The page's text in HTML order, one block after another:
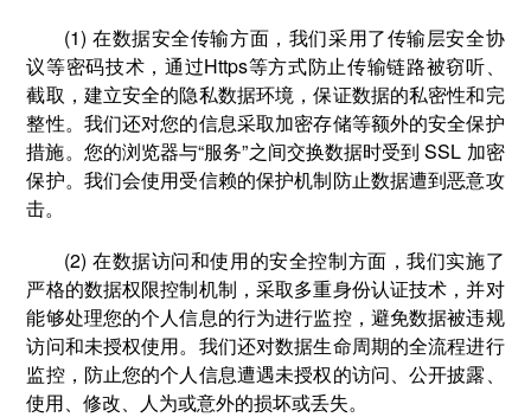
(1) 在数据安全传输方面，我们采用了传输层安全协
议等密码技术，通过Https等方式防止传输链路被窃听、
截取，建立安全的隐私数据环境，保证数据的私密性和完
整性。我们还对您的信息采取加密存储等额外的安全保护
措施。您的浏览器与“服务”之间交换数据时受到 SSL 加密
保护。我们会使用受信赖的保护机制防止数据遭到恶意攻
击。
(2) 在数据访问和使用的安全控制方面，我们实施了
严格的数据权限控制机制，采取多重身份认证技术，并对
能够处理您的个人信息的行为进行监控，避免数据被违规
访问和未授权使用。我们还对数据生命周期的全流程进行
监控，防止您的个人信息遭遇未授权的访问、公开披露、
使用、修改、人为或意外的损坏或丢失。